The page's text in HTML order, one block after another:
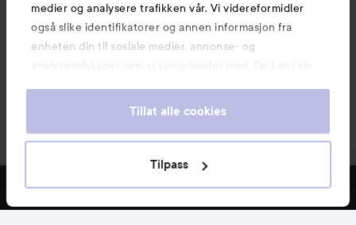
medier og analysere trafikken vår. Vi videreformidler
også slike identifikatorer og annen informasjon fra
enheten din til sosiale medier, annonse- og
analyseselskaper som vi samarbeider med. De kan i sin
informasjon som du har oppgitt eller som de har samlet
våre cookies ved å fortsette å bruke nettsiden vår. For
informasjon om hvordan du kan endre innstillingene for
Tillat alle cookies
Tilpass
FILTRE
MEST SOLGTE
E-handel av Avensia